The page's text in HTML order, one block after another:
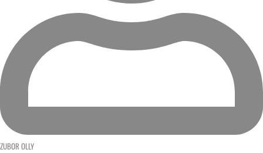
ZUBOR OLLY